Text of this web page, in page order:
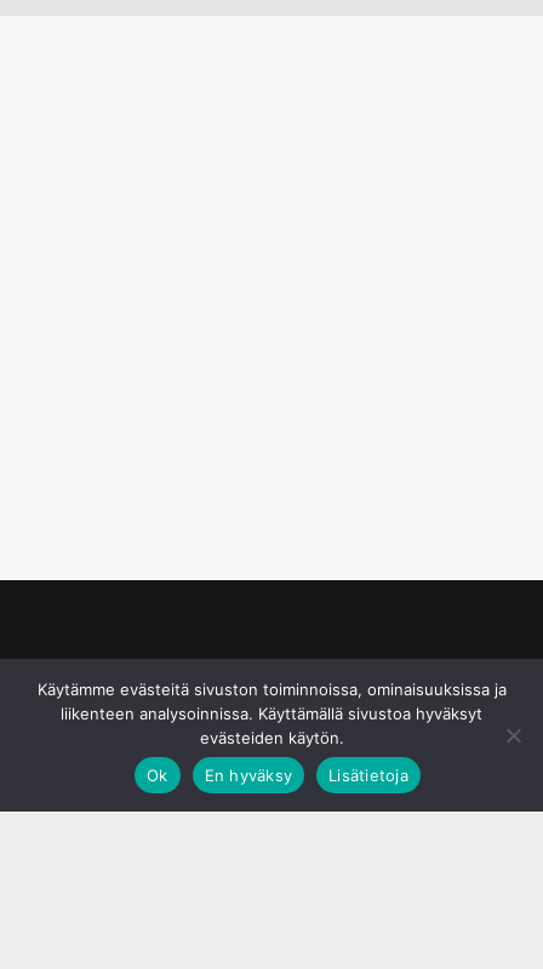
Käytämme evästeitä sivuston toiminnoissa, ominaisuuksissa ja
liikenteen analysoinnissa. Käyttämällä sivustoa hyväksyt
evästeiden käytön.
Ok
En hyväksy Lisätietoja